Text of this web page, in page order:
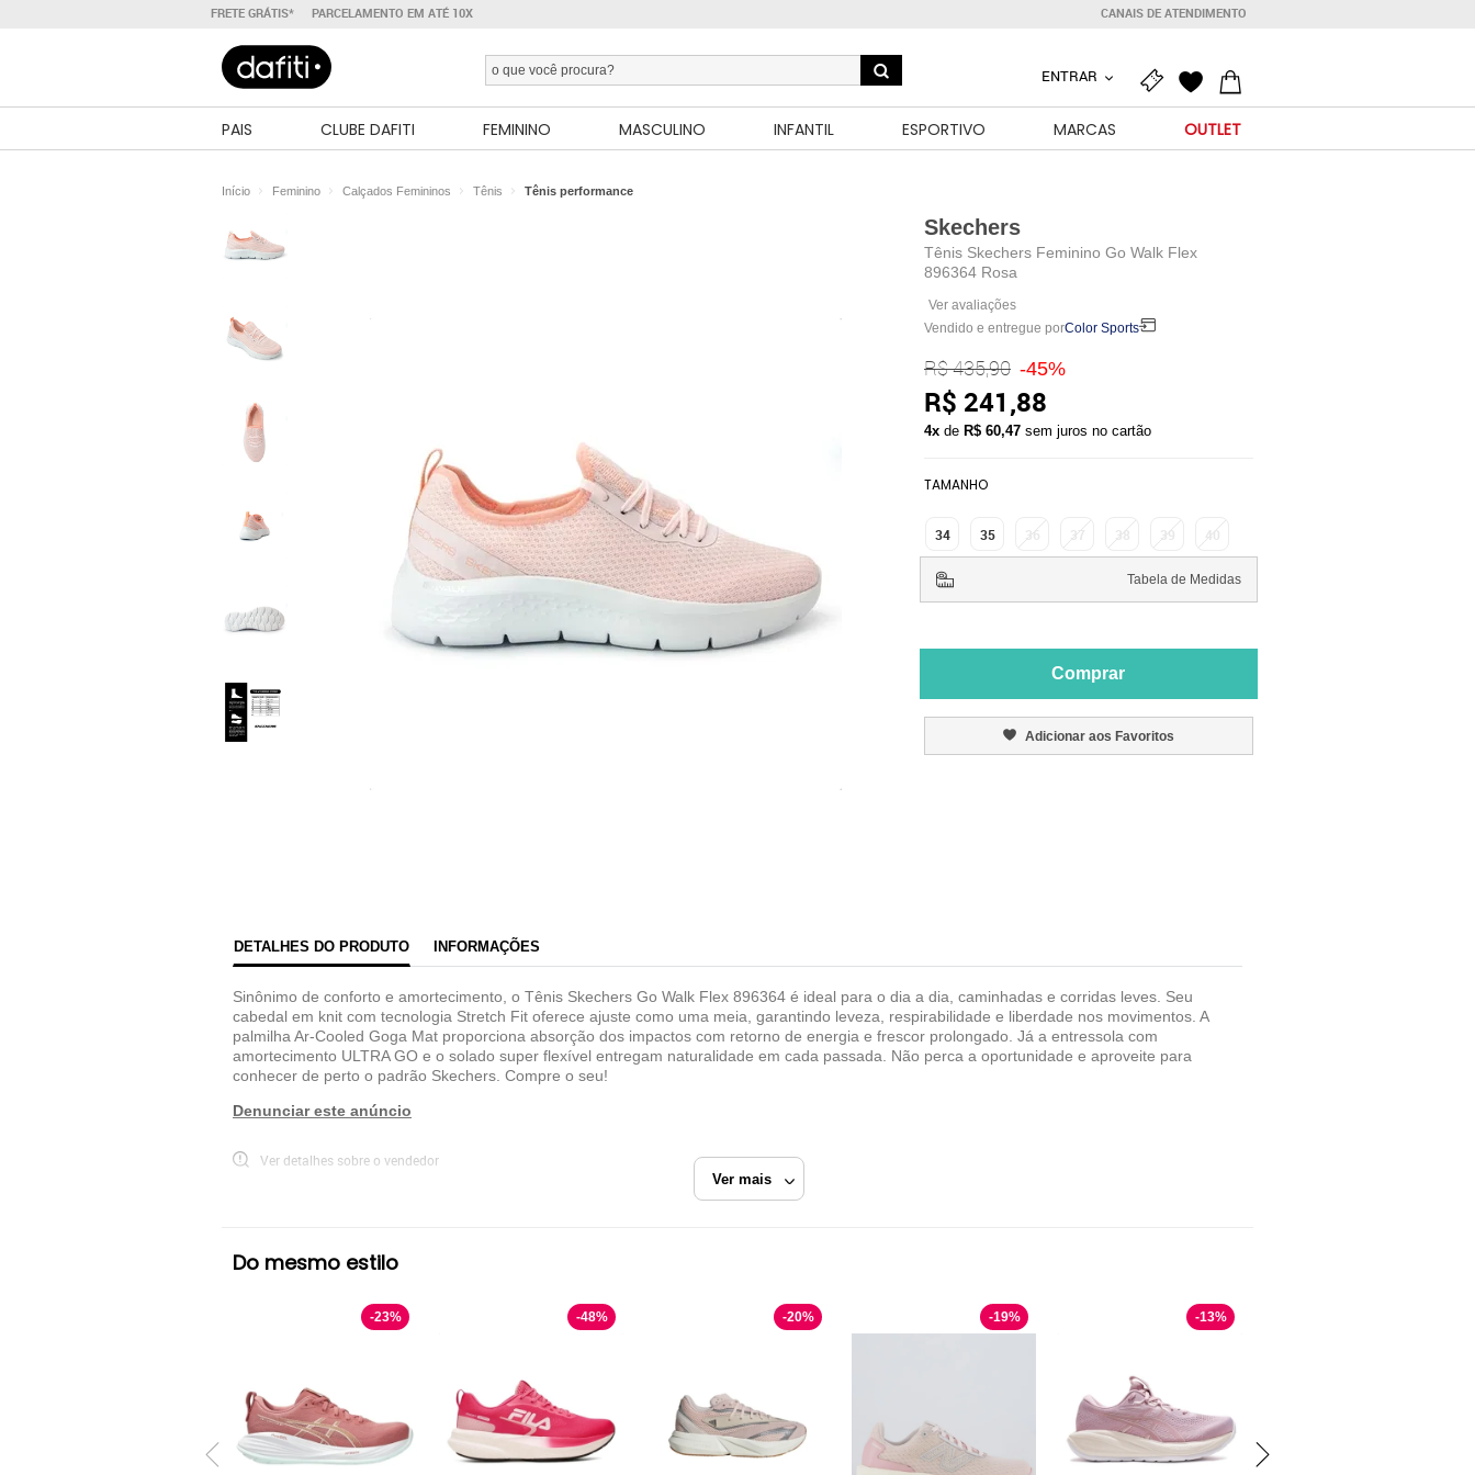
FRETE GRÁTIS* PARCELAMENTO EM ATÉ 10X CANAIS DE ATENDIMENTO
ENTRAR
PAIS CLUBE DAFITI FEMININO MASCULINO INFANTIL ESPORTIVO MARCAS OUTLET
Início Feminino Calçados Femininos Tênis Tênis performance
Skechers
Tênis Skechers Feminino Go Walk Flex
896364 Rosa
Ver avaliações
Vendido e entregue porColor Sports
Color Sports
Razão Social
Color Sports Comercio LTDA
R$ 435,90 -45%
R$ 241,88
4xde R$ 60,47 sem juros no cartão
TAMANHO
34 35
Tabela de Medidas
Comprar
Adicionar aos Favoritos
DETALHES DO PRODUTO INFORMAÇÕES
Ver mais
Sinônimo de conforto e amortecimento, o Tênis Skechers Go Walk Flex 896364 é ideal para o dia a dia, caminhadas e corridas leves. Seu
cabedal em knit com tecnologia Stretch Fit oferece ajuste como uma meia, garantindo leveza, respirabilidade e liberdade nos movimentos. A
palmilha Ar-Cooled Goga Mat proporciona absorção dos impactos com retorno de energia e frescor prolongado. Já a entressola com
amortecimento ULTRA GO e o solado super flexível entregam naturalidade em cada passada. Não perca a oportunidade e aproveite para
conhecer de perto o padrão Skechers. Compre o seu!
Denunciar este anúncio
Ver detalhes sobre o vendedor
Do mesmo estilo
-23% -48% -20% -19% -13%